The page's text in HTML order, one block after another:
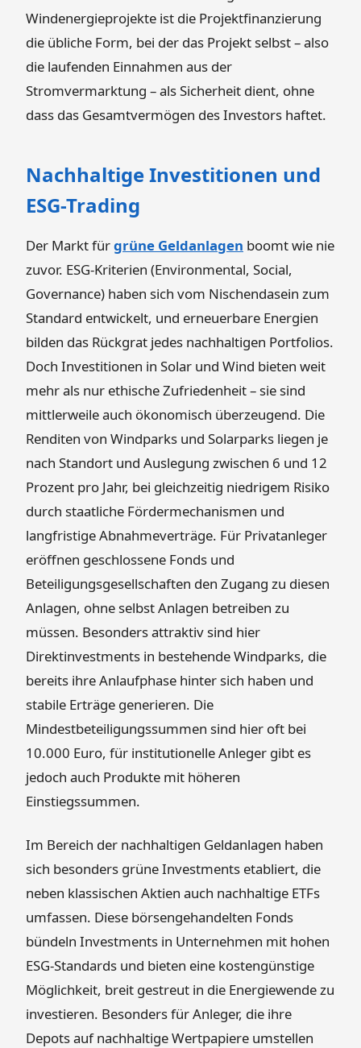
Windenergieprojekte ist die Projektfinanzierung
die übliche Form, bei der das Projekt selbst – also
die laufenden Einnahmen aus der
Stromvermarktung – als Sicherheit dient, ohne
dass das Gesamtvermögen des Investors haftet.
Nachhaltige Investitionen und
ESG-Trading
Der Markt fürgrüne Geldanlagen boomt wie nie
zuvor. ESG-Kriterien (Environmental, Social,
Governance) haben sich vom Nischendasein zum
Standard entwickelt, und erneuerbare Energien
bilden das Rückgrat jedes nachhaltigen Portfolios.
Doch Investitionen in Solar und Wind bieten weit
mehr als nur ethische Zufriedenheit – sie sind
mittlerweile auch ökonomisch überzeugend. Die
Renditen von Windparks und Solarparks liegen je
nach Standort und Auslegung zwischen 6 und 12
Prozent pro Jahr, bei gleichzeitig niedrigem Risiko
durch staatliche Fördermechanismen und
langfristige Abnahmeverträge. Für Privatanleger
eröffnen geschlossene Fonds und
Beteiligungsgesellschaften den Zugang zu diesen
Anlagen, ohne selbst Anlagen betreiben zu
müssen. Besonders attraktiv sind hier
Direktinvestments in bestehende Windparks, die
bereits ihre Anlaufphase hinter sich haben und
stabile Erträge generieren. Die
Mindestbeteiligungssummen sind hier oft bei
10.000 Euro, für institutionelle Anleger gibt es
jedoch auch Produkte mit höheren
Einstiegssummen.
Im Bereich der nachhaltigen Geldanlagen haben
sich besonders grüne Investments etabliert, die
neben klassischen Aktien auch nachhaltige ETFs
umfassen. Diese börsengehandelten Fonds
bündeln Investments in Unternehmen mit hohen
ESG-Standards und bieten eine kostengünstige
Möglichkeit, breit gestreut in die Energiewende zu
investieren. Besonders für Anleger, die ihre
Depots auf nachhaltige Wertpapiere umstellen